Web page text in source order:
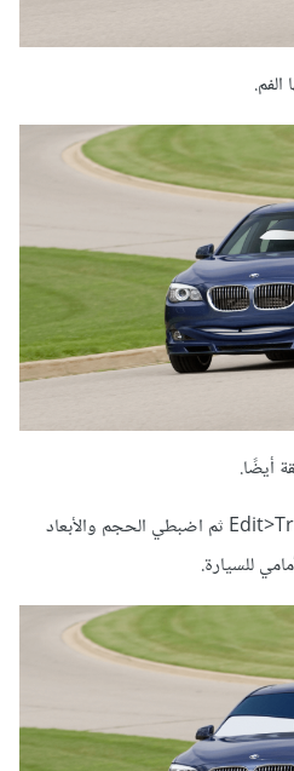
أيضًا.
اذهبي للقائمة Edit>Transform>Skew ثم اضبطي الحجم والأبعاد
للسيارة.